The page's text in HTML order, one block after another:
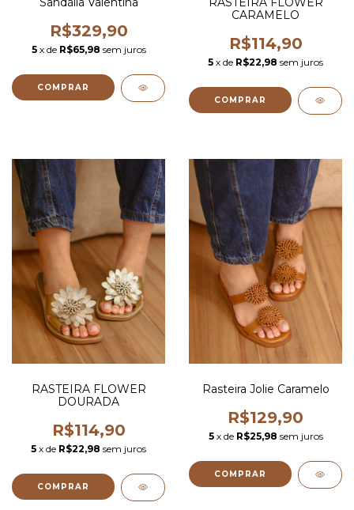
R$329,90
5 x de R$65,98 sem juros
COMPRAR
CARAMELO
R$114,90
5 x de R$22,98 sem juros
COMPRAR
RASTEIRA FLOWER
DOURADA
R$114,90
5 x de R$22,98 sem juros
COMPRAR
Rasteira Jolie Caramelo
R$129,90
5 x de R$25,98 sem juros
COMPRAR